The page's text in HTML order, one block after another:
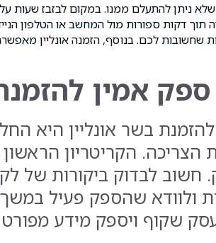
שלא ניתן להתעלם ממנו. במקום לבזבז שעות
דקות ספורות מול המחשב או הטלפון
שחשובות לכם. בנוסף, הזמנה אונליין
אמין
בשר אונליין היא
הצריכה. הקריטריון
חשוב לבדוק ביקורות של
ולוודא שהספק פעיל
עסק שקוף ויספק מידע